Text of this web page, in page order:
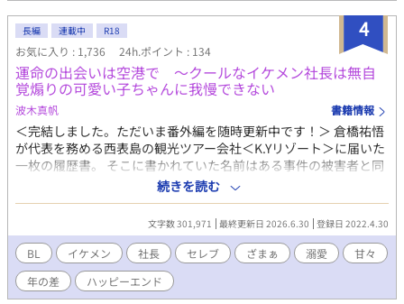
事故で失い、バーテンダーとブラック企業での会社員勤めを経
て、この南国、西表島で俺の新しい人生が始まる。 右手シリーズ
の最新作（笑） これだけでも楽しんでいただけると思いますが、
平松くんが出てくる 『運命の出会いは空港で 〜クールなイケメ
ン社長は無自覚煽りの可愛い子ちゃんに我慢できない』を読んで
いただけるともっと楽しんでいただけると思います。 そこまで長
くならない予定ですが、楽しくなったら長くなるかも（笑） R18
には※つけます。
4
長編 連載中 R18
お気に入り : 1,736 24h.ポイント : 134
運命の出会いは空港で 〜クールなイケメン社長は無自
覚煽りの可愛い子ちゃんに我慢できない
波木真帆 書籍情報
＜完結しました。ただいま番外編を随時更新中です！＞ 倉橋祐悟
が代表を務める西表島の観光ツアー会社＜K.Yリゾート＞に届いた
一枚の履歴書。 そこに書かれていた名前はある事件の被害者と同
姓同名だった。 彼のことが気になった祐悟は最終面接ということ
で彼を西表島に呼び寄せ、祐悟も彼に会うべく西表島に向かう。
道中、羽田空港で可愛らしい子と運命的な出会いがあり一緒に過
ごせば過ごすほどその子に無自覚に煽られて、祐悟の理性は崩壊
寸前になっていく。 しかし、可愛らしいその子には思い出したく
ない過去があって……。 普段のクールなイケメン社長の姿からど
んどんかけ離れていく祐悟と無防備で愛らしい子とのラブラブハ
続きを読む
文字数 301,971 最終更新日 2026.6.30 登録日 2022.4.30
BL イケメン 社長 セレブ ざまぁ 溺愛
甘々
年の差
ハッピーエンド